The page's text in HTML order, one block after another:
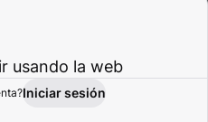
Actividad
usando la web
Iniciar sesión